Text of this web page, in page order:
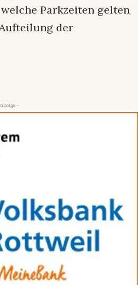
Parkzeiten gelten
der
-